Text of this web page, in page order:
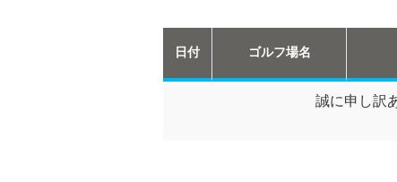
日付 ゴルフ場名
誠に申し訳